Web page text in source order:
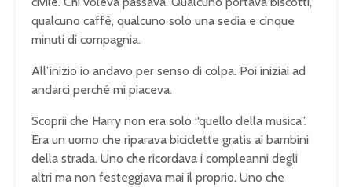
qualcuno caffè, qualcuno solo una sedia e cinque
minuti di compagnia.
All’inizio io andavo per senso di colpa. Poi iniziai ad
andarci perché mi piaceva.
Scoprii che Harry non era solo “quello della musica”.
Era un uomo che riparava biciclette gratis ai bambini
della strada. Uno che ricordava i compleanni degli
altri ma non festeggiava mai il proprio. Uno che